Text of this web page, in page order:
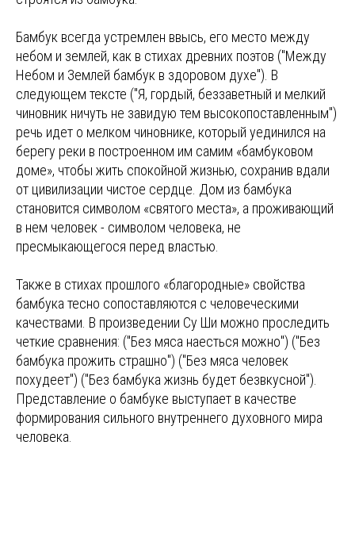
Бамбук всегда устремлен ввысь, его место между
небом и землей, как в стихах древних поэтов ("Между
Небом и Землей бамбук в здоровом духе"). В
следующем тексте ("Я, гордый, беззаветный и мелкий
чиновник ничуть не завидую тем высокопоставленным")
речь идет о мелком чиновнике, который уединился на
берегу реки в построенном им самим «бамбуковом
доме», чтобы жить спокойной жизнью, сохранив вдали
от цивилизации чистое сердце. Дом из бамбука
становится символом «святого места», а проживающий
в нем человек - символом человека, не
пресмыкающегося перед властью.
Также в стихах прошлого «благородные» свойства
бамбука тесно сопоставляются с человеческими
качествами. В произведении Су Ши можно проследить
четкие сравнения: ("Без мяса наесться можно") ("Без
бамбука прожить страшно") ("Без мяса человек
похудеет") ("Без бамбука жизнь будет безвкусной").
Представление о бамбуке выступает в качестве
формирования сильного внутреннего духовного мира
человека.